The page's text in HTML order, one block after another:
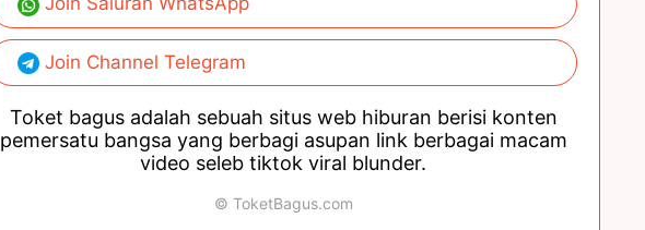
Join Channel Telegram
Toket bagus adalah sebuah situs web hiburan berisi konten
pemersatu bangsa yang berbagi asupan link berbagai macam
video seleb tiktok viral blunder.
© ToketBagus.com